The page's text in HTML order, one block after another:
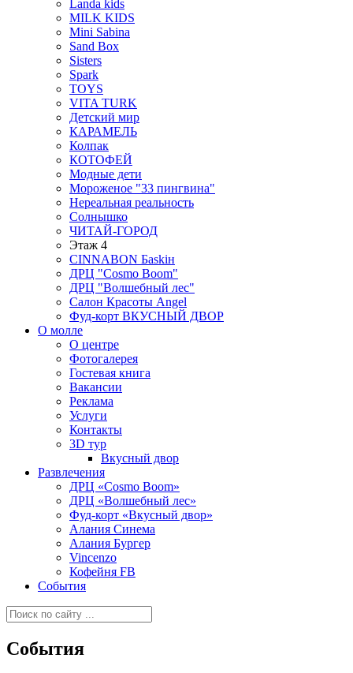
Landa kids
MILK KIDS
Mini Sabina
Sand Box
Sisters
Spark
TOYS
VITA TURK
Детский мир
КАРАМЕЛЬ
Колпак
КОТОФЕЙ
Модные дети
Мороженое "33 пингвина"
Нереальная реальность
Солнышко
ЧИТАЙ-ГОРОД
Этаж 4
CINNABON Бaskiн
ДРЦ "Cosmo Boom"
ДРЦ "Волшебный лес"
Салон Красоты Angel
Фуд-корт ВКУСНЫЙ ДВОР
О молле
О центре
Фотогалерея
Гостевая книга
Вакансии
Реклама
Услуги
Контакты
3D тур
Вкусный двор
Развлечения
ДРЦ «Cosmo Boom»
ДРЦ «Волшебный лес»
Фуд-корт «Вкусный двор»
Алания Синема
Алания Бургер
Vincenzo
Кофейня FB
События
События